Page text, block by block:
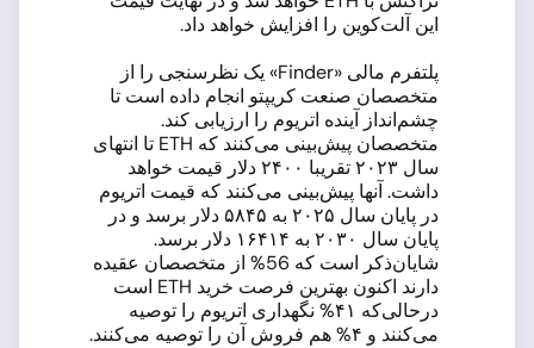
این آلت‌کوین را افزایش خواهد داد.
پلتفرم مالی «Finder» یک نظرسنجی را از
متخصصان صنعت کریپتو انجام داده است تا
چشم‌انداز آینده اتریوم را ارزیابی کند.
متخصصان پیش‌بینی می‌کنند که ETH تا انتهای
سال ۲۰۲۳ تقریبا ۲۴۰۰ دلار قیمت خواهد
داشت. آنها پیش‌بینی می‌کنند که قیمت اتریوم
در پایان سال ۲۰۲۵ به ۵۸۴۵ دلار برسد و در
پایان سال ۲۰۳۰ به ۱۶۴۱۴ دلار برسد.
شایان‌ذکر است که 56% از متخصصان عقیده
دارند اکنون بهترین فرصت خرید ETH است
درحالی‌که ۴۱% نگهداری اتریوم را توصیه
می‌کنند و ۴% هم فروش آن را توصیه می‌کنند.